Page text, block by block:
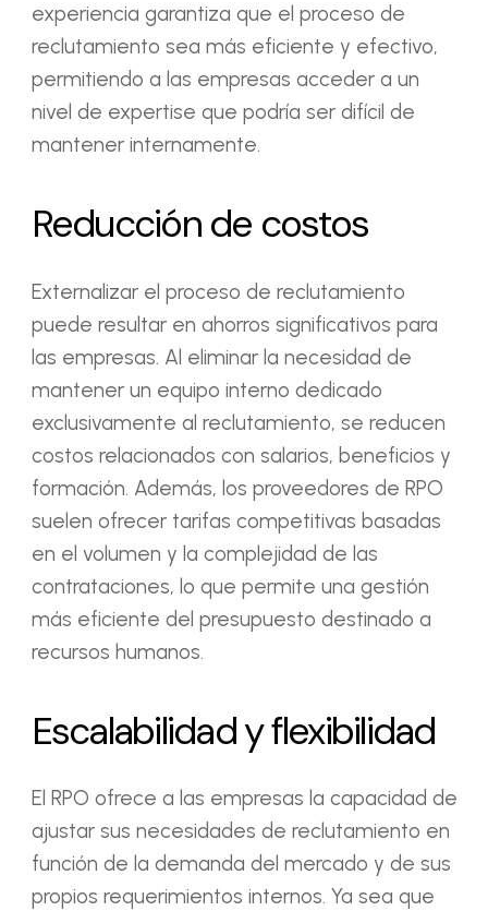
experiencia garantiza que el proceso de
reclutamiento sea más eficiente y efectivo,
permitiendo a las empresas acceder a un
nivel de expertise que podría ser difícil de
mantener internamente.
Reducción de costos
Externalizar el proceso de reclutamiento
puede resultar en ahorros significativos para
las empresas. Al eliminar la necesidad de
mantener un equipo interno dedicado
exclusivamente al reclutamiento, se reducen
costos relacionados con salarios, beneficios y
formación. Además, los proveedores de RPO
suelen ofrecer tarifas competitivas basadas
en el volumen y la complejidad de las
contrataciones, lo que permite una gestión
más eficiente del presupuesto destinado a
recursos humanos.
Escalabilidad y flexibilidad
El RPO ofrece a las empresas la capacidad de
ajustar sus necesidades de reclutamiento en
función de la demanda del mercado y de sus
propios requerimientos internos. Ya sea que